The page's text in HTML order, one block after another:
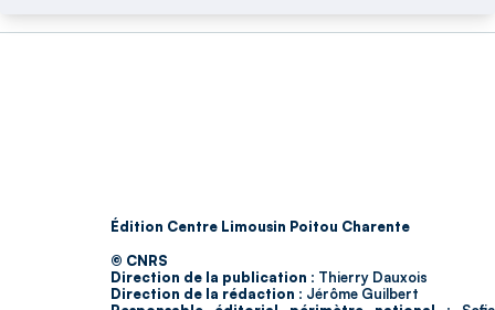
Édition Centre Limousin Poitou Charente
© CNRS
Direction de la publication : Thierry Dauxois
Direction de la rédaction : Jérôme Guilbert